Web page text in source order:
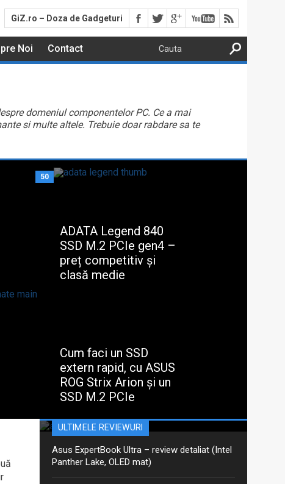
GiZ.ro – Doza de Gadgeturi
Noi Contact
domeniul componentelor PC. Ce a mai
si multe altele. Trebuie doar rabdare sa te
50
ADATA Legend 840
SSD M.2 PCIe gen4 –
preț competitiv și
clasă medie
Cum faci un SSD
extern rapid, cu ASUS
ROG Strix Arion și un
SSD M.2 PCIe
necesare în testele noastre de
laptop-uri ne mănâncă...
ULTIMELE REVIEWURI
Asus ProArt PX13 GoPro –
review detaliat (Ryzen AI Max+,
ultracompact)
Aceasta este recenzia mea detaliată pentru varianta
actualizată 2026 GoPro Edition din seria Asus ProArt
PX13. Am discutat despre ProArt PX13 într-un articol
anterior, iar între timp Asus a...
Asus ExpertBook Ultra – review detaliat (Intel
Panther Lake, OLED mat)